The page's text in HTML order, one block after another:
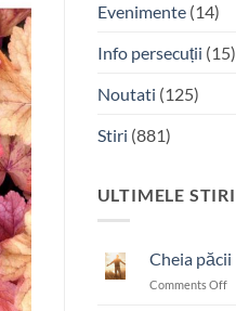
Evenimente(14)
Info persecuții (15)
Noutati (125)
Stiri (881)
ULTIMELE STIRI
Cheia păcii
Comments Offon